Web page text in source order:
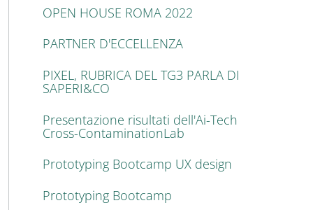
OPEN HOUSE ROMA 2022
PARTNER D'ECCELLENZA
PIXEL, RUBRICA DEL TG3 PARLA DI
SAPERI&CO
Presentazione risultati dell'Ai-Tech
Cross-ContaminationLab
Prototyping Bootcamp UX design
Prototyping Bootcamp